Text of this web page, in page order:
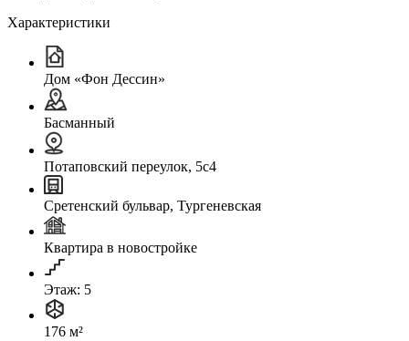
Характеристики
Дом «Фон Дессин»
Басманный
Потаповский переулок, 5с4
Сретенский бульвар, Тургеневская
Квартира в новостройке
Этаж: 5
176 м²